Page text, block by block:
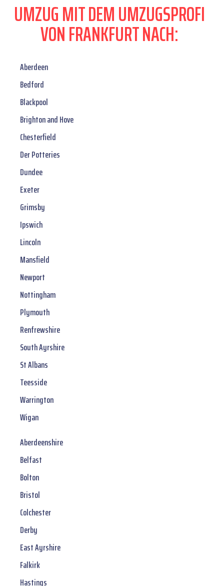
UMZUG MIT DEM UMZUGSPROFI
VON FRANKFURT NACH:
Aberdeen
Bedford
Blackpool
Brighton and Hove
Chesterfield
Der Potteries
Dundee
Exeter
Grimsby
Ipswich
Lincoln
Mansfield
Newport
Nottingham
Plymouth
Renfrewshire
South Ayrshire
St Albans
Teesside
Warrington
Wigan
Aberdeenshire
Belfast
Bolton
Bristol
Colchester
Derby
East Ayrshire
Falkirk
Hastings